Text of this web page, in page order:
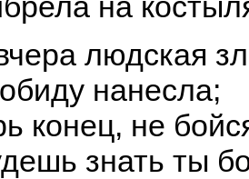
людская
нанесла;
конец, не
знать ты